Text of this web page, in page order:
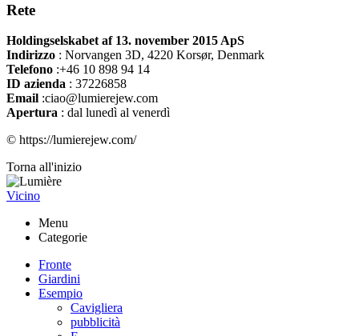
Rete
Holdingselskabet af 13. november 2015 ApS
Indirizzo : Norvangen 3D, 4220 Korsør, Denmark
Telefono :+46 10 898 94 14
ID azienda : 37226858
Email :ciao@lumierejew.com
Apertura : dal lunedì al venerdì
© https://lumierejew.com/
Torna all'inizio
Vicino
Menu
Categorie
Fronte
Giardini
Esempio
Cavigliera
pubblicità